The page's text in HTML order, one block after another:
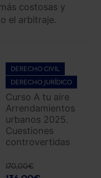
costosas y
el arbitraje.
DERECHO CIVIL
DERECHO JURÍDICO
Curso A tu aire
Arrendamientos
urbanos 2025.
Cuestiones
controvertidas
170,00€